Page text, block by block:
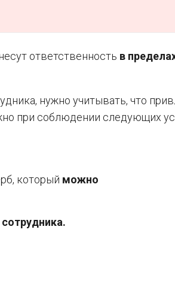
ответственность в
нужно учитывать, что
при соблюдении следующих
который можно